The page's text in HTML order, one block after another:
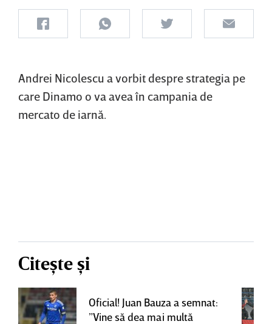
Andrei Nicolescu a vorbit despre strategia pe
care Dinamo o va avea în campania de
mercato de iarnă.
Citește și
Oficial! Juan Bauza a semnat:
”Vine să dea mai multă